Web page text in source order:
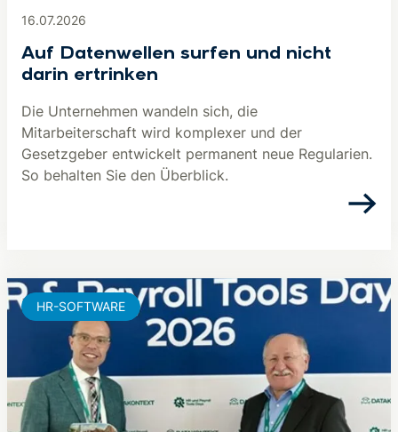
16.07.2026
Auf Datenwellen surfen und nicht
darin ertrinken
Die Unternehmen wandeln sich, die
Mitarbeiterschaft wird komplexer und der
Gesetzgeber entwickelt permanent neue Regularien.
So behalten Sie den Überblick.
HR-SOFTWARE